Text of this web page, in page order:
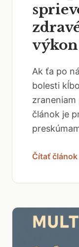
Ak ťa po
bolesti
článok je
Čítať